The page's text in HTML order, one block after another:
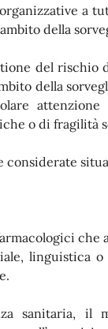
a
della
del
della
o di fragilità
considerate
linguistica
sanitaria, il